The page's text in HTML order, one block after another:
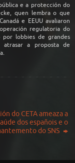
e a protección do
quen lembra o que
e EEUU avaliaron
regulatoria do
por lobbies de grandes
atrasar a proposta de
do CETA ameaza a
dos españois e o
do SNS